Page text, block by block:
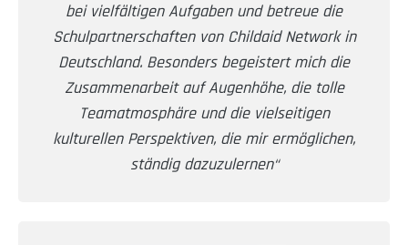
bei vielfältigen Aufgaben und betreue die
Schulpartnerschaften von Childaid Network in
Deutschland. Besonders begeistert mich die
Zusammenarbeit auf Augenhöhe, die tolle
Teamatmosphäre und die vielseitigen
kulturellen Perspektiven, die mir ermöglichen,
ständig dazuzulernen“